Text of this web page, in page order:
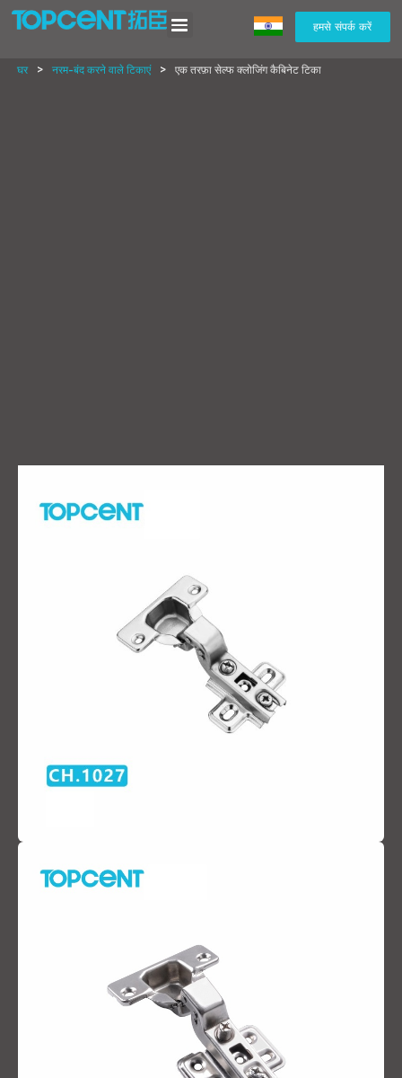
हमसे संपर्क करें
घर > नरम-बंद करने वाले टिकाएं > एक तरफ़ा सेल्फ क्लोजिंग कैबिनेट टिका